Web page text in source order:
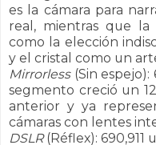
es la cámara para
real, mientras que la
como la elección
y el cristal como un
Mirrorless (Sin espejo):
segmento creció un
anterior y ya
cámaras con lentes
DSLR(Réflex): 690,911